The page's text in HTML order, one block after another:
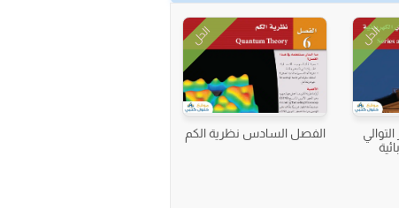
الحل الحل
الفصل السادس نظرية الكم